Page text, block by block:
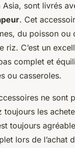
Asia, sont livrés
. Cet
du poisson ou
riz. C’est un
complet et
ou casseroles.
ne sont
toujours les
toujours
lors de l’achat